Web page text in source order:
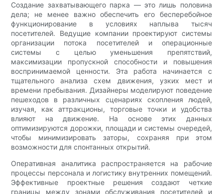
Создание захватывающего парка — это лишь половина
дела; не менее важно обеспечить его бесперебойное
функционирование в условиях наплыва тысяч
посетителей. Ведущие компании проектируют системы
организации потока посетителей и операционные
системы с целью уменьшения препятствий,
максимизации пропускной способности и повышения
воспринимаемой ценности. Эта работа начинается с
тщательного анализа схем движения, узких мест и
времени пребывания. Дизайнеры моделируют поведение
пешеходов в различных сценариях скопления людей,
изучая, как аттракционы, торговые точки и удобства
влияют на движение. На основе этих данных
оптимизируются дорожки, площади и системы очередей,
чтобы минимизировать заторы, сохраняя при этом
возможности для спонтанных открытий.
Оперативная аналитика распространяется на рабочие
процессы персонала и логистику внутренних помещений.
Эффективные проектные решения создают четкие
границы между зонами обслуживания посетителей и